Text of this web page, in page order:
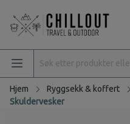
Hjem Ryggsekk & koffert
Skuldervesker